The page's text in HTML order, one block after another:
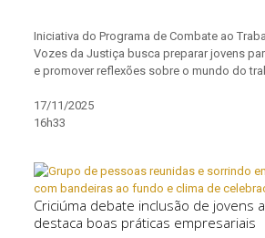
Iniciativa do Programa de Combate ao
Vozes da Justiça busca preparar jovens
e promover reflexões sobre o mundo do
17/11/2025
16h33
Criciúma debate inclusão de jovens
destaca boas práticas empresariais